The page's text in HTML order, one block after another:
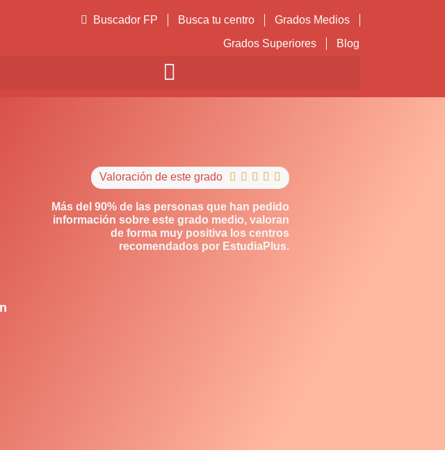
Buscador FP Busca tu centro
Grados Medios
Grados Superiores
Blog
Valoración de este grado     
Más del 90% de las personas que han pedido
información sobre este grado medio, valoran
de forma muy positiva los centros
recomendados por EstudiaPlus.